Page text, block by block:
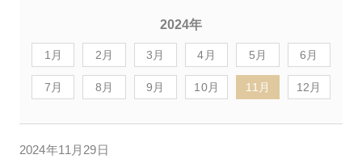
2024年
1月 2月 3月 4月 5月 6月
7月 8月 9月 10月 11月 12月
2024年11月29日